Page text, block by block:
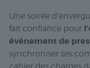
Une soirée
fait confiance pour
événement de
synchroniser ses